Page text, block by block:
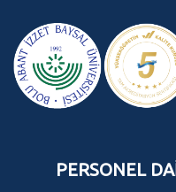
PERSONEL